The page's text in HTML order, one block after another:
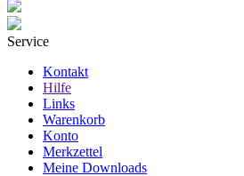
Service
Kontakt
Hilfe
Links
Warenkorb
Konto
Merkzettel
Meine Downloads